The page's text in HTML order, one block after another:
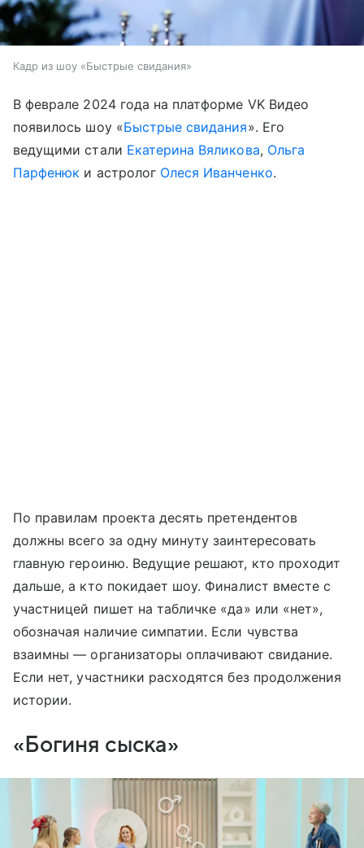
Кадр из шоу «Быстрые свидания»
В феврале 2024 года на платформе VK Видео
появилось шоу «Быстрые свидания». Его
ведущими стали Екатерина Вяликова, Ольга
Парфенюк и астролог Олеся Иванченко.
По правилам проекта десять претендентов
должны всего за одну минуту заинтересовать
главную героиню. Ведущие решают, кто проходит
дальше, а кто покидает шоу. Финалист вместе с
участницей пишет на табличке «да» или «нет»,
обозначая наличие симпатии. Если чувства
взаимны — организаторы оплачивают свидание.
Если нет, участники расходятся без продолжения
истории.
«Богиня сыска»